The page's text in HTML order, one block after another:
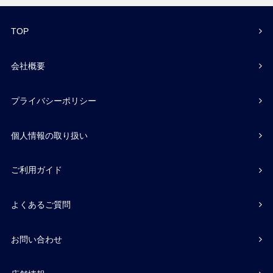
TOP
会社概要
プライバシーポリシー
個人情報の取り扱い
ご利用ガイド
よくあるご質問
お問い合わせ